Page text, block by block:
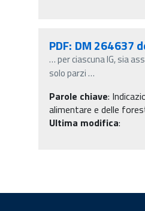
PDF: DM 264637
…per ciascuna IG, sia
solo parzi…
Parole chiave:
alimentare e delle
Ultima modifica: